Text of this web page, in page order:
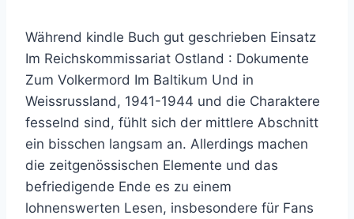
Während kindle Buch gut geschrieben Einsatz
Im Reichskommissariat Ostland : Dokumente
Zum Volkermord Im Baltikum Und in
Weissrussland, 1941-1944 und die Charaktere
fesselnd sind, fühlt sich der mittlere Abschnitt
ein bisschen langsam an. Allerdings machen
die zeitgenössischen Elemente und das
befriedigende Ende es zu einem
lohnenswerten Lesen, insbesondere für Fans